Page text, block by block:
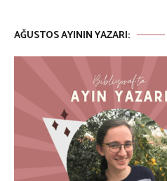
AĞUSTOS AYININ YAZARI: